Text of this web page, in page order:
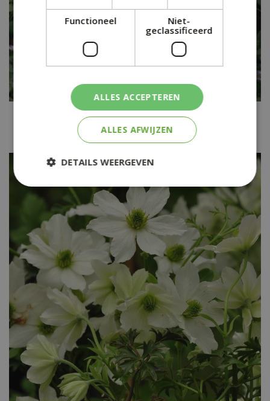
Clematis
Clematis 'Minuet'
Functioneel
Niet-
geclassificeerd
ALLES ACCEPTEREN
ALLES AFWIJZEN
DETAILS WEERGEVEN